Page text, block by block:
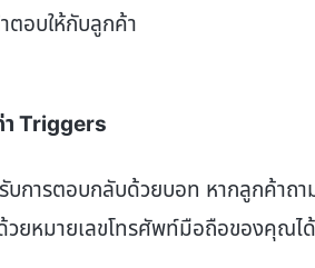
ตอบให้กับลูกค้า
าTriggers
การตอบกลับด้วยบอท หากลูกค้าถา
วยหมายเลขโทรศัพท์มือถือของคุณไ